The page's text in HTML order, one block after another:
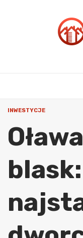
INWESTYCJE